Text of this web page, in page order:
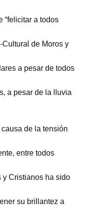
“felicitar a todos
de Moros y
a pesar de todos
a pesar de la lluvia
de la tensión
entre todos
y Cristianos ha sido
su brillantez a